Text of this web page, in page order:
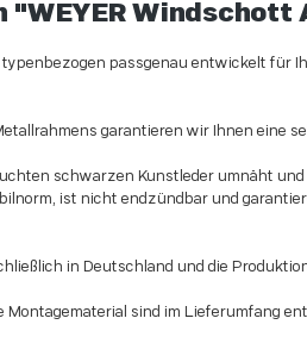
Windschott
passgenau entwickelt für
garantieren wir Ihnen eine
schwarzen Kunstleder umnäht
ist nicht endzündbar und
in Deutschland und die
sind im Lieferumfang